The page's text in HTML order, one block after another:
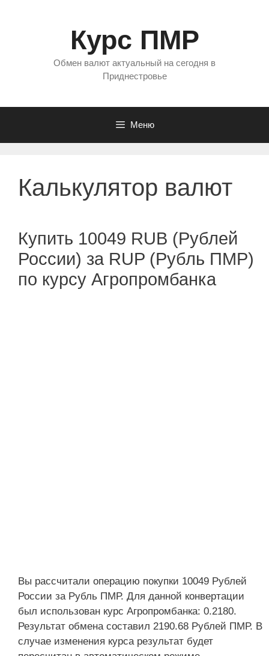
Курс ПМР
Обмен валют актуальный на сегодня в
Приднестровье
Меню
Калькулятор валют
Купить 10049 RUB (Рублей
России) за RUP (Рубль ПМР)
по курсу Агропромбанка
Вы рассчитали операцию покупки 10049 Рублей
России за Рубль ПМР. Для данной конвертации
был использован курс Агропромбанка: 0.2180.
Результат обмена составил 2190.68 Рублей ПМР. В
случае изменения курса результат будет